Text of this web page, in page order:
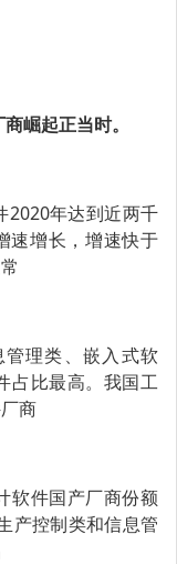
崛起正当时。
年达到近两千
速增长，增速快于
理类、嵌入式软
占比最高。我国工
商
软件国产厂商份额
产控制类和信息管